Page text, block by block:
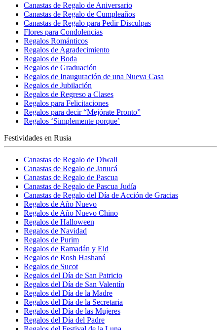
Canastas de Regalo de Aniversario
Canastas de Regalo de Cumpleaños
Canastas de Regalo para Pedir Disculpas
Flores para Condolencias
Regalos Románticos
Regalos de Agradecimiento
Regalos de Boda
Regalos de Graduación
Regalos de Inauguración de una Nueva Casa
Regalos de Jubilación
Regalos de Regreso a Clases
Regalos para Felicitaciones
Regalos para decir “Mejórate Pronto”
Regalos ‘Simplemente porque’
Festividades en Rusia
Canastas de Regalo de Diwali
Canastas de Regalo de Janucá
Canastas de Regalo de Pascua
Canastas de Regalo de Pascua Judía
Canastas de Regalo del Día de Acción de Gracias
Regalos de Año Nuevo
Regalos de Año Nuevo Chino
Regalos de Halloween
Regalos de Navidad
Regalos de Purim
Regalos de Ramadán y Eid
Regalos de Rosh Hashaná
Regalos de Sucot
Regalos del Día de San Patricio
Regalos del Día de San Valentín
Regalos del Día de la Madre
Regalos del Día de la Secretaria
Regalos del Día de las Mujeres
Regalos del Día del Padre